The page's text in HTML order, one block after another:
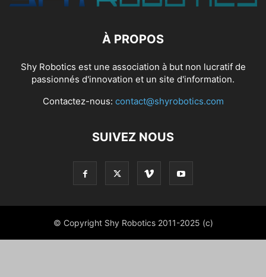
À PROPOS
Shy Robotics est une association à but non lucratif de
passionnés d'innovation et un site d'information.
Contactez-nous: contact@shyrobotics.com
SUIVEZ NOUS
© Copyright Shy Robotics 2011-2025 (c)